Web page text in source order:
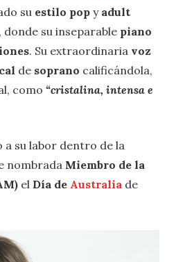
su estilo pop y adult
, donde su inseparable piano
. Su extraordinaria voz
de soprano calificándola,
como “cristalina, intensa e
su labor dentro de la
nombrada Miembro de la
el Día de Australia de